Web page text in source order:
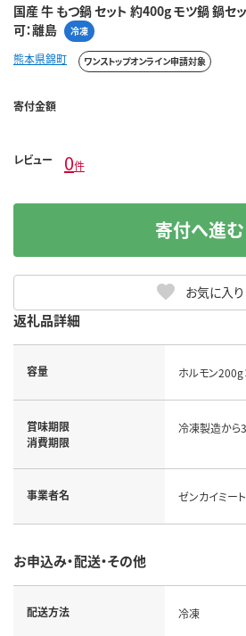
国産 牛 もつ鍋 セット 約400g モツ鍋 鍋
可：離島
冷凍
熊本県錦町 ワンストップオンライン申請対象
寄付金額
レビュー 0件
お気に入り
寄付へ進む
返礼品詳細
容量 ホルモン
賞味期限
消費期限
冷凍製造から
事業者名 ゼンカイミー
お申込み・配送・その他
配送方法 冷凍